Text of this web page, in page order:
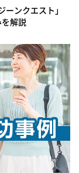
ンクエスト」
解説